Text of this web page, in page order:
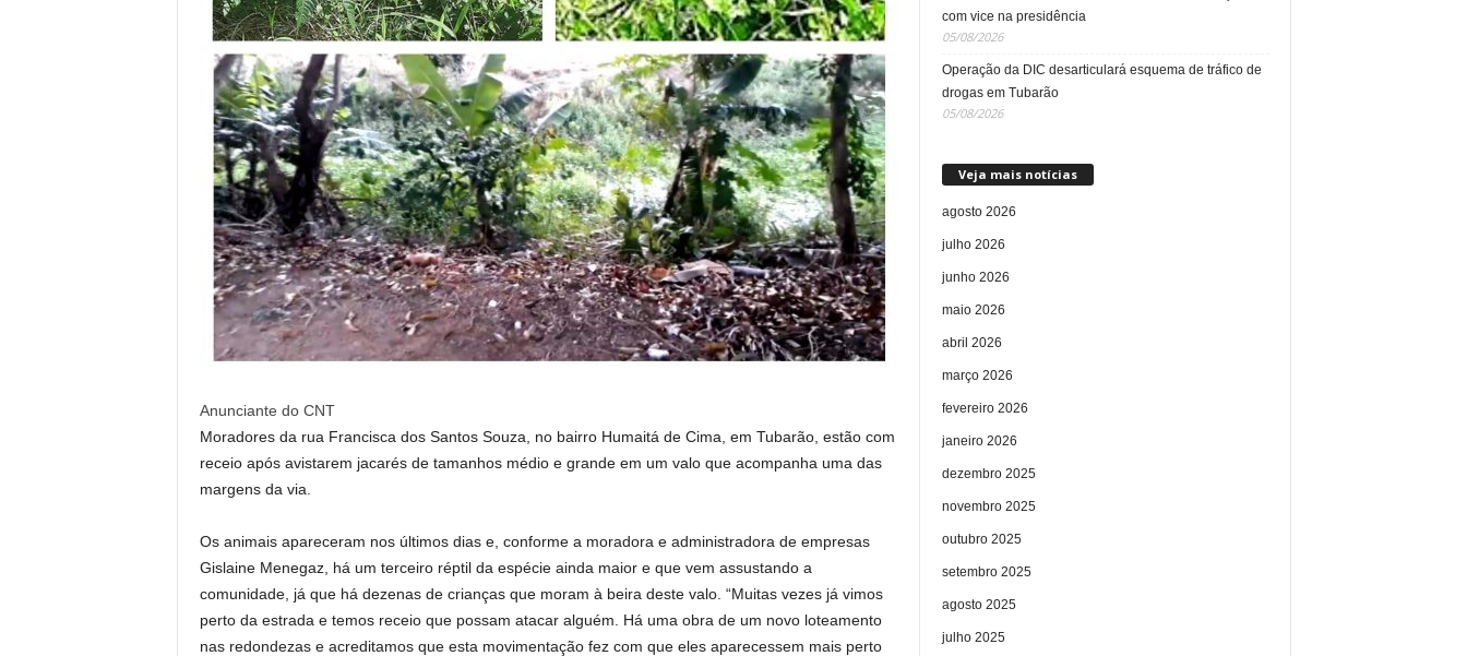
Anunciante do CNT
Moradores da rua Francisca dos Santos Souza, no bairro Humaitá de Cima, em Tubarão, estão com
receio após avistarem jacarés de tamanhos médio e grande em um valo que acompanha uma das
margens da via.
Os animais apareceram nos últimos dias e, conforme a moradora e administradora de empresas
Gislaine Menegaz, há um terceiro réptil da espécie ainda maior e que vem assustando a
comunidade, já que há dezenas de crianças que moram à beira deste valo. “Muitas vezes já vimos
perto da estrada e temos receio que possam atacar alguém. Há uma obra de um novo loteamento
nas redondezas e acreditamos que esta movimentação fez com que eles aparecessem mais perto
com vice na presidência
05/08/2026
Operação da DIC desarticulará esquema de tráfico de
drogas em Tubarão
05/08/2026
Veja mais notícias
agosto 2026
julho 2026
junho 2026
maio 2026
abril 2026
março 2026
fevereiro 2026
janeiro 2026
dezembro 2025
novembro 2025
outubro 2025
setembro 2025
agosto 2025
julho 2025